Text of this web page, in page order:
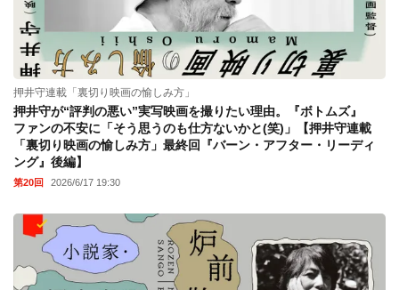
押井守連載「裏切り映画の愉しみ方」
押井守が“評判の悪い”実写映画を撮りたい理由。『ボトムズ』
ファンの不安に「そう思うのも仕方ないかと(笑)」【押井守連載
「裏切り映画の愉しみ方」最終回『バーン・アフター・リーディ
ング』後編】
第20回 2026/6/17 19:30